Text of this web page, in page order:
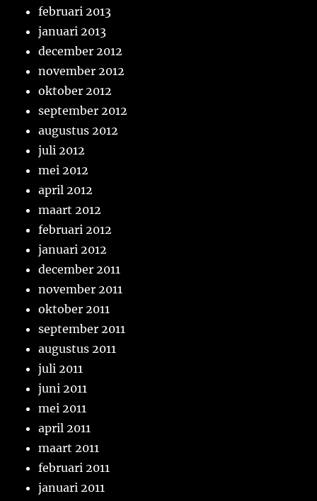
februari 2013
januari 2013
december 2012
november 2012
oktober 2012
september 2012
augustus 2012
juli 2012
mei 2012
april 2012
maart 2012
februari 2012
januari 2012
december 2011
november 2011
oktober 2011
september 2011
augustus 2011
juli 2011
juni 2011
mei 2011
april 2011
maart 2011
februari 2011
januari 2011